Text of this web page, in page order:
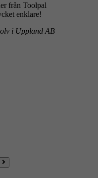
från Toolpal
enklare!
i Uppland AB